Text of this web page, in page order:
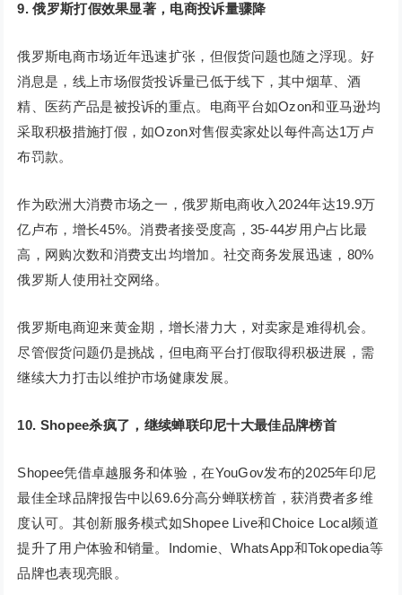
9.俄罗斯打假效果显著，电商投诉量骤降
俄罗斯电商市场近年迅速扩张，但假货问题也随之浮现。好
消息是，线上市场假货投诉量已低于线下，其中烟草、酒
精、医药产品是被投诉的重点。电商平台如Ozon和亚马逊均
采取积极措施打假，如Ozon对售假卖家处以每件高达1万卢
布罚款。
作为欧洲大消费市场之一，俄罗斯电商收入2024年达19.9万
亿卢布，增长45%。消费者接受度高，35-44岁用户占比最
高，网购次数和消费支出均增加。社交商务发展迅速，80%
俄罗斯人使用社交网络。
俄罗斯电商迎来黄金期，增长潜力大，对卖家是难得机会。
尽管假货问题仍是挑战，但电商平台打假取得积极进展，需
继续大力打击以维护市场健康发展。
10. Shopee杀疯了，继续蝉联印尼十大最佳品牌榜首
Shopee凭借卓越服务和体验，在YouGov发布的2025年印尼
最佳全球品牌报告中以69.6分高分蝉联榜首，获消费者多维
度认可。其创新服务模式如Shopee Live和Choice Local频道
提升了用户体验和销量。Indomie、WhatsApp和Tokopedia等
品牌也表现亮眼。